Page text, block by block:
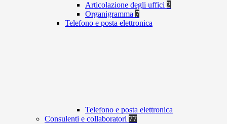
Articolazione degli uffici 2
Organigramma 7
Telefono e posta elettronica
Telefono e posta elettronica
Consulenti e collaboratori 77